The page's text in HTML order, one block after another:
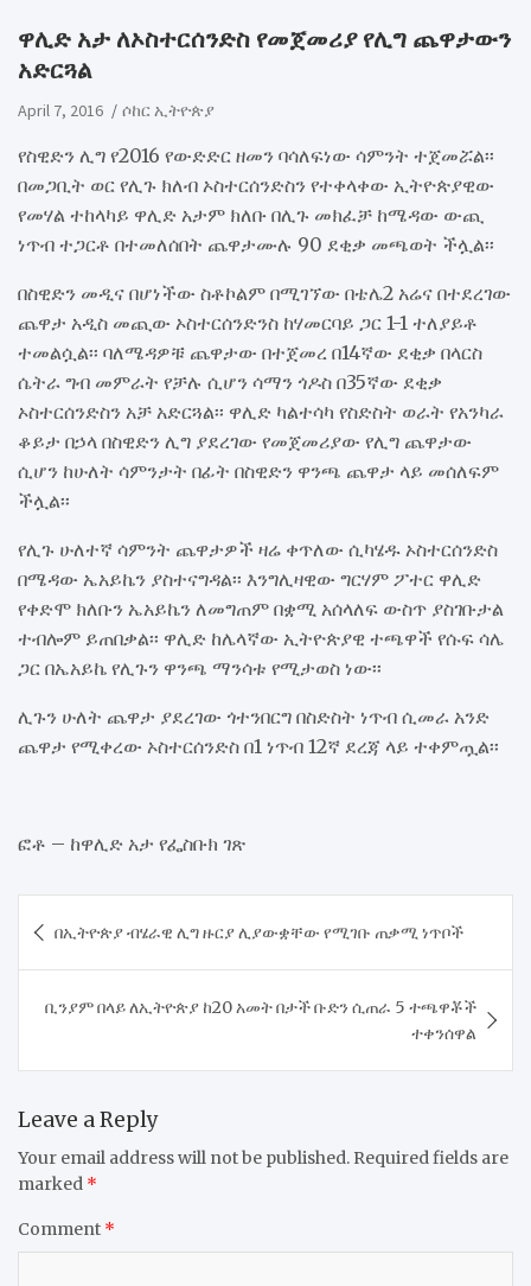
ዋሊድ አታ ለኦስተርሰንድስ የመጀመሪያ የሊግ ጨዋታውን
አድርጓል
April 7, 2016 ሶከር ኢትዮጵያ
የስዊድን ሊግ የ2016 የውድድር ዘመን ባሳለፍነው ሳምንት ተጀመሯል፡፡
በመጋቢት ወር የሊጉ ክለብ ኦስተርሰንድስን የተቀላቀው ኢትዮጵያዊው
የመሃል ተከላካይ ዋሊድ አታም ክለቡ በሊጉ መክፈቻ ከሜዳው ውጪ
ነጥብ ተጋርቶ በተመለሰበት ጨዋታሙሉ 90 ደቂቃ መጫወት ችሏል፡፡
በስዊድን መዲና በሆነችው ስቶኮልም በሚገኘው በቴሌ2 አሬና በተደረገው
ጨዋታ አዲስ መጪው ኦስተርሰንድንስ ከሃመርባይ ጋር 1-1 ተለያይቶ
ተመልሷል፡፡ ባለሜዳዎቹ ጨዋታው በተጀመረ በ14ኛው ደቂቃ በላርስ
ሴትራ ግብ መምራት የቻሉ ሲሆን ሳማን ጎዶስ በ35ኛው ደቂቃ
ኦስተርሰንድስን አቻ አድርጓል፡፡ ዋሊድ ካልተሳካ የስድስት ወራት የአንካራ
ቆይታ በኃላ በስዊድን ሊግ ያደረገው የመጀመሪያው የሊግ ጨዋታው
ሲሆን ከሁለት ሳምንታት በፊት በስዊድን ዋንጫ ጨዋታ ላይ መሰለፍም
ችሏል፡፡
የሊጉ ሁለተኛ ሳምንት ጨዋታዎች ዛሬ ቀጥለው ሲካሄዱ ኦስተርሰንድስ
በሜዳው ኤአይኬን ያስተናግዳል፡፡ እንግሊዛዊው ግርሃም ፖተር ዋሊድ
የቀድሞ ክለቡን ኤአይኬን ለመግጠም በቋሚ አሰላለፍ ውስጥ ያስገቡታል
ተብሎም ይጠበቃል፡፡ ዋሊድ ከሌላኛው ኢትዮጵያዊ ተጫዋች የሱፍ ሳሌ
ጋር በኤአይኬ የሊጉን ዋንጫ ማንሳቱ የሚታወስ ነው፡፡
ሊጉን ሁለት ጨዋታ ያደረገው ጎተንበርግ በስድስት ነጥብ ሲመራ አንድ
ጨዋታ የሚቀረው ኦስተርሰንድስ በ1 ነጥብ 12ኛ ደረጃ ላይ ተቀምጧል፡፡
ፎቶ – ከዋሊድ አታ የፌስቡክ ገጽ
navigation
በኢትዮጵያ ብሄራዊ ሊግ ዙርያ ሊያውቋቸው የሚገቡ ጠቃሚ ነጥቦች
ቢንያም በላይ ለኢትዮጵያ ከ20 አመት በታች ቡድን ሲጠራ 5 ተጫዋቾች
ተቀንሰዋል
Leave a Reply
Your email address will not be published. Required fields are
marked *
Comment *